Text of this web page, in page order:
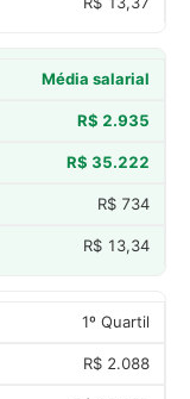
Média salarial
R$ 2.935
R$ 35.222
R$ 734
R$ 13,34
1º Quartil
R$ 2.088